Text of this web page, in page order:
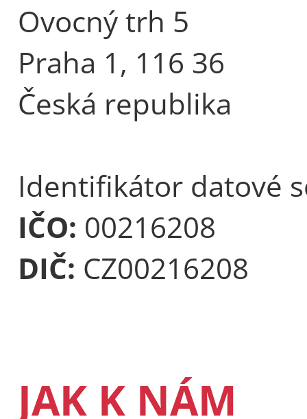
Ovocný trh 5
Praha 1, 116 36
Česká republika
Identifikátor datové
IČO: 00216208
DIČ: CZ00216208
JAK K NÁM